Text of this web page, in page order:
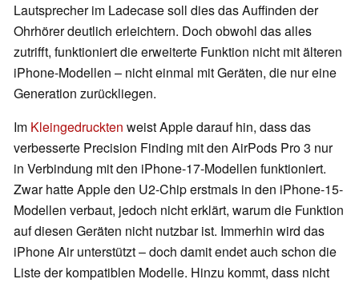
Lautsprecher im Ladecase soll dies das Auffinden der
Ohrhörer deutlich erleichtern. Doch obwohl das alles
zutrifft, funktioniert die erweiterte Funktion nicht mit älteren
iPhone-Modellen – nicht einmal mit Geräten, die nur eine
Generation zurückliegen.
Im Kleingedruckten weist Apple darauf hin, dass das
verbesserte Precision Finding mit den AirPods Pro 3 nur
in Verbindung mit den iPhone-17-Modellen funktioniert.
Zwar hatte Apple den U2-Chip erstmals in den iPhone-15-
Modellen verbaut, jedoch nicht erklärt, warum die Funktion
auf diesen Geräten nicht nutzbar ist. Immerhin wird das
iPhone Air unterstützt – doch damit endet auch schon die
Liste der kompatiblen Modelle. Hinzu kommt, dass nicht